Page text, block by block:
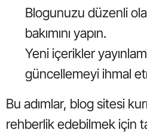
Blogunuzu düzenli
bakımını yapın.
Yeni içerikler
güncellemeyi ihmal
Bu adımlar, blog sitesi
rehberlik edebilmek için